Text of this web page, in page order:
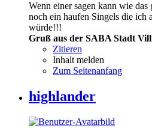
Wenn einer sagen kann wie
noch ein haufen Singels die ich
würde!!!
Gruß aus der SABA Stadt
Zitieren
Inhalt melden
Zum Seitenanfang
highlander